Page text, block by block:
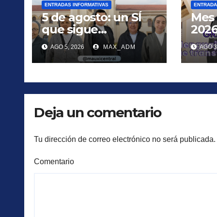
ENTRADAS INFORMATIVAS
5 de agosto: un SÍ
que sigue
transformando
vidas
AGO 5, 2026 MAX_ADM AGO
Deja un comentario
Tu dirección de correo electrónico no será publicada.
Comentario